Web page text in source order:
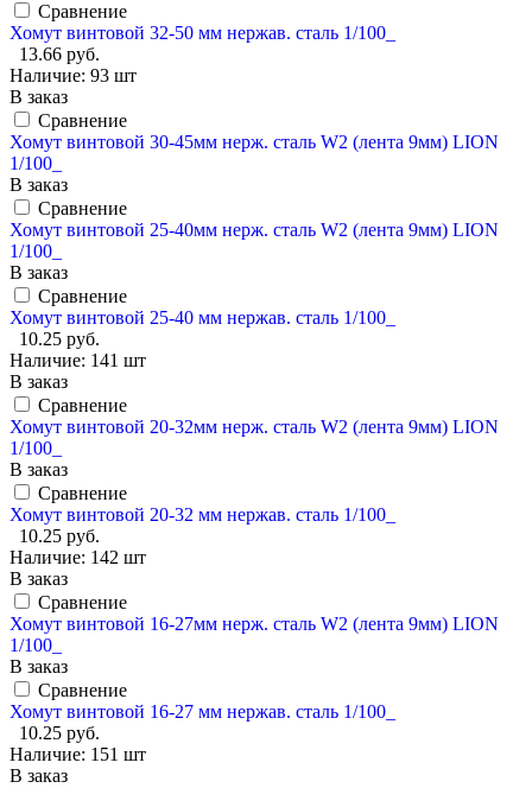
Сравнение
Хомут винтовой 32-50 мм нержав. сталь 1/100_
13.66 руб.
Наличие: 93 шт
В заказ
Сравнение
Хомут винтовой 30-45мм нерж. сталь W2 (лента 9мм) LION
1/100_
В заказ
Сравнение
Хомут винтовой 25-40мм нерж. сталь W2 (лента 9мм) LION
1/100_
В заказ
Сравнение
Хомут винтовой 25-40 мм нержав. сталь 1/100_
10.25 руб.
Наличие: 141 шт
В заказ
Сравнение
Хомут винтовой 20-32мм нерж. сталь W2 (лента 9мм) LION
1/100_
В заказ
Сравнение
Хомут винтовой 20-32 мм нержав. сталь 1/100_
10.25 руб.
Наличие: 142 шт
В заказ
Сравнение
Хомут винтовой 16-27мм нерж. сталь W2 (лента 9мм) LION
1/100_
В заказ
Сравнение
Хомут винтовой 16-27 мм нержав. сталь 1/100_
10.25 руб.
Наличие: 151 шт
В заказ